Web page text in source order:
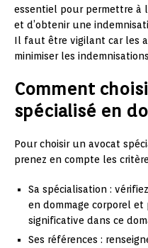
essentiel pour permettre à
et d’obtenir une
Il faut être vigilant car les
minimiser les
Comment
spécialisé en
Pour choisir un avocat
prenez en compte les
Sa spécialisation :
en dommage corporel et
significative dans ce
Ses références :